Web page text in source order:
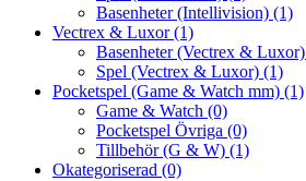
Basenheter (Intellivision) (1)
Vectrex & Luxor(1)
Basenheter (Vectrex & Luxor)
Spel (Vectrex & Luxor) (1)
Pocketspel (Game & Watch mm) (1)
Game & Watch (0)
Pocketspel Övriga (0)
Tillbehör (G & W) (1)
Okategoriserad (0)